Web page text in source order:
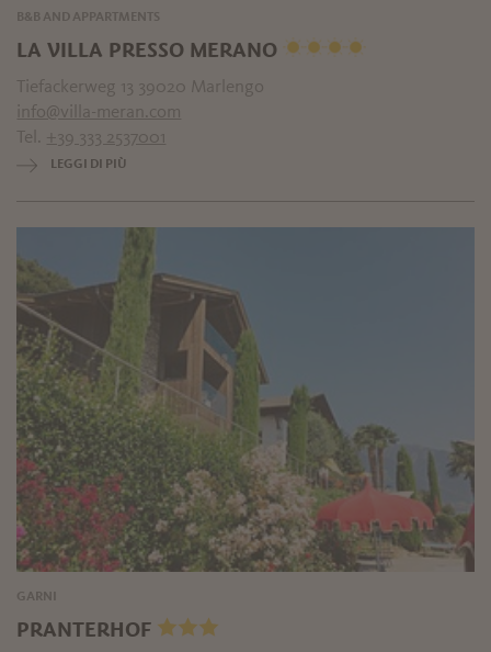
B&B AND APPARTMENTS
LA VILLA PRESSO MERANO
Tiefackerweg 13 39020 Marlengo
info@villa-meran.com
Tel. +39 333 2537001
LEGGI DI PIÙ
GARNI
PRANTERHOF